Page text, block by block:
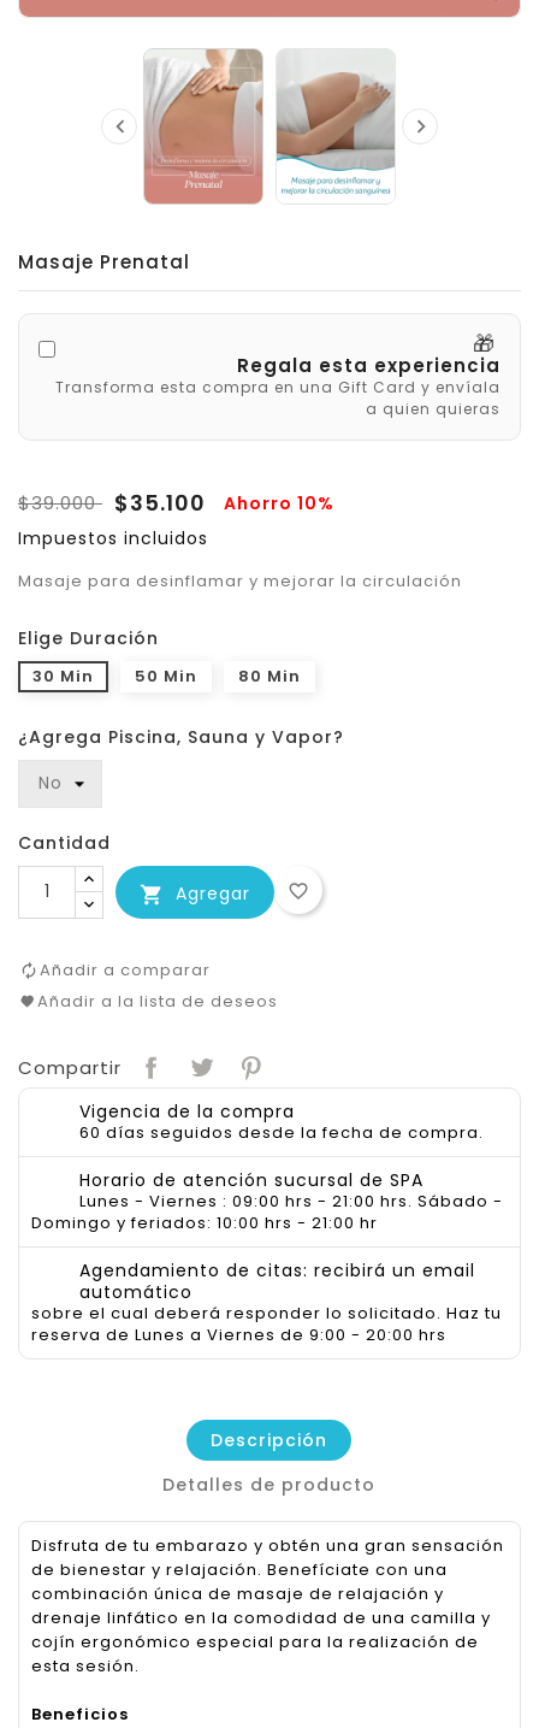
 
Masaje Prenatal
🎁
Regala esta experiencia
Transforma esta compra en una Gift Card y envíala
a quien quieras
$39.000 $35.100
Ahorro 10%
Impuestos incluidos
Masaje para desinflamar y mejorar la circulación
Elige Duración
30 Min 50 Min 80 Min
¿Agrega Piscina, Sauna y Vapor?
Cantidad
 Agregar favorite_border
Añadir a comparar
Añadir a la lista de deseos
Compartir
Vigencia de la compra
60 días seguidos desde la fecha de compra.
Horario de atención sucursal de SPA
Lunes - Viernes : 09:00 hrs - 21:00 hrs. Sábado -
Domingo y feriados: 10:00 hrs - 21:00 hr
Agendamiento de citas: recibirá un email
automático
sobre el cual deberá responder lo solicitado. Haz tu
reserva de Lunes a Viernes de 9:00 - 20:00 hrs
Descripción
Detalles de producto
Disfruta de tu embarazo y obtén una gran sensación
de bienestar y relajación. Benefíciate con una
combinación única de masaje de relajación y
drenaje linfático en la comodidad de una camilla y
cojín ergonómico especial para la realización de
esta sesión.
Beneficios